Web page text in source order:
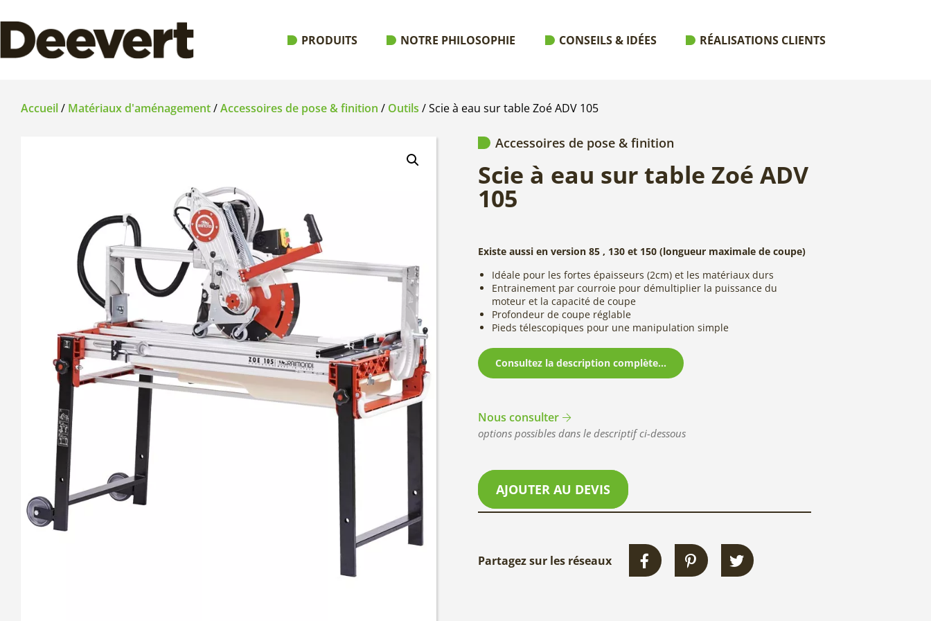
PRODUITS NOTRE PHILOSOPHIE CONSEILS & IDÉES RÉALISATIONS CLIENTS
Accueil/ Matériaux d'aménagement/Accessoires de pose & finition / Outils / Scie à eau sur table Zoé ADV 105
Accessoires de pose & finition
Scie à eau sur table Zoé ADV
105
Existe aussi en version 85 , 130 et 150 (longueur maximale de coupe)
Idéale pour les fortes épaisseurs (2cm) et les matériaux durs
Entrainement par courroie pour démultiplier la puissance du
moteur et la capacité de coupe
Profondeur de coupe réglable
Pieds télescopiques pour une manipulation simple
Consultez la description complète...
Nous consulter
options possibles dans le descriptif ci-dessous
AJOUTER AU DEVIS
Partagez sur les réseaux